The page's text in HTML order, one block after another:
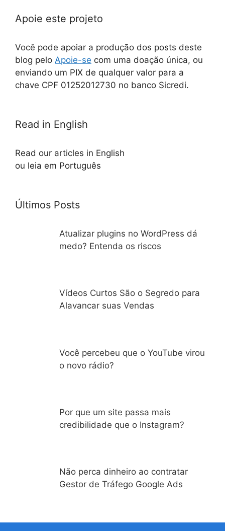
Apoie este projeto
Você pode apoiar a produção dos posts deste
blog pelo Apoie-se com uma doação única, ou
enviando um PIX de qualquer valor para a
chave CPF 01252012730 no banco Sicredi.
Read in English
Read our articles in English
ou leia em Português
Últimos Posts
Atualizar plugins no WordPress dá
medo? Entenda os riscos
Vídeos Curtos São o Segredo para
Alavancar suas Vendas
Você percebeu que o YouTube virou
o novo rádio?
Por que um site passa mais
credibilidade que o Instagram?
Não perca dinheiro ao contratar
Gestor de Tráfego Google Ads